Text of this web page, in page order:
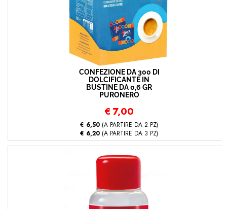
CONFEZIONE DA 300 DI
DOLCIFICANTE IN
BUSTINE DA 0,6 GR
PURONERO
€ 7,00
€ 6,50 (A PARTIRE DA 2 PZ)
€ 6,20 (A PARTIRE DA 3 PZ)